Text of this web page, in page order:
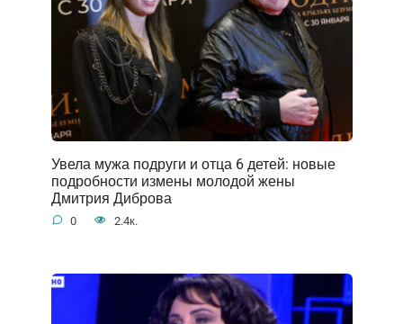
Увела мужа подруги и отца 6 детей: новые
подробности измены молодой жены
Дмитрия Диброва
0 2.4к.